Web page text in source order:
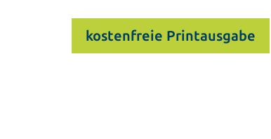
kostenfreie Printausgabe